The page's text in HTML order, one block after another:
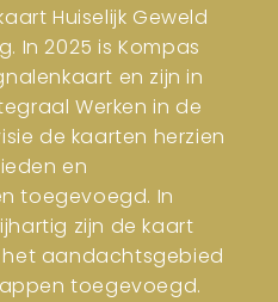
Huiselijk Geweld
In 2025 is Kompas
en zijn in
Werken in de
de kaarten herzien
en
toegevoegd. In
zijn de kaart
het aandachtsgebied
toegevoegd.